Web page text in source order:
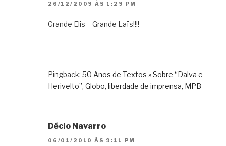
26/12/2009 ÀS 1:29 PM
Grande Elis – Grande Laïs!!!!
Pingback: 50 Anos de Textos » Sobre “Dalva e
Herivelto”, Globo, liberdade de imprensa, MPB
Décio Navarro
06/01/2010 ÀS 9:11 PM